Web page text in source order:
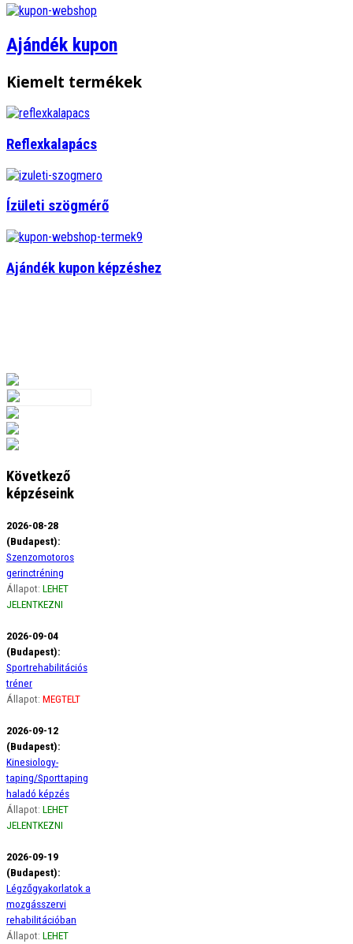
Ajándék kupon
Kiemelt termékek
Reflexkalapács
Ízületi szögmérő
Ajándék kupon képzéshez
Következő
képzéseink
2026-08-28
(Budapest):
Szenzomotoros
gerinctréning
Állapot: LEHET
JELENTKEZNI
2026-09-04
(Budapest):
Sportrehabilitációs
tréner
Állapot: MEGTELT
2026-09-12
(Budapest):
Kinesiology-
taping/Sporttaping
haladó képzés
Állapot: LEHET
JELENTKEZNI
2026-09-19
(Budapest):
Légzőgyakorlatok a
mozgásszervi
rehabilitációban
Állapot: LEHET